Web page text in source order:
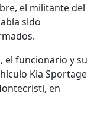
el militante del
sido
el funcionario y su
Kia Sportage
en